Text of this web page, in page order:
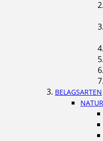
BELAGSARTEN